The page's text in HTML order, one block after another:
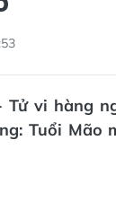
Tử vi hàng
Tuổi Mão